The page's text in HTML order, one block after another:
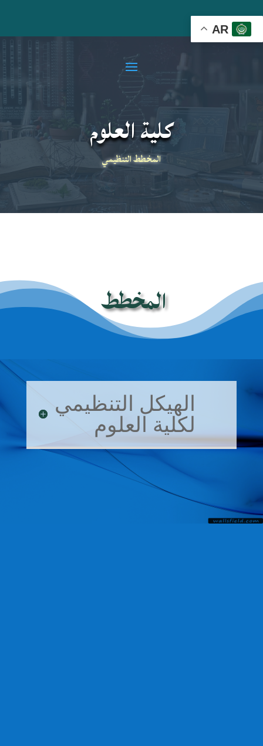
AR
كلية العلوم
المخطط التنظيمي
المخطط
الهيكل التنظيمي
لكلية العلوم